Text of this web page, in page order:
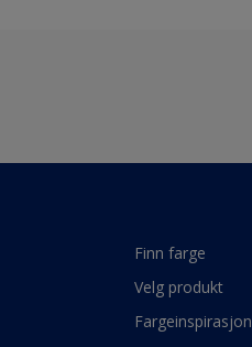
Finn farge
Velg produkt
Fargeinspirasjon